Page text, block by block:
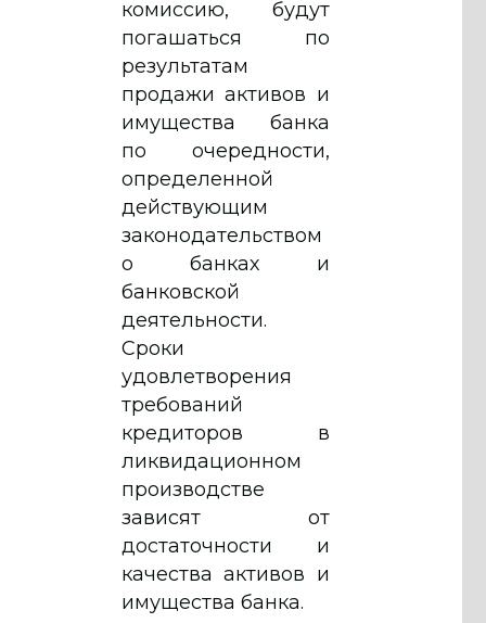
комиссию, будут
погашаться по
результатам
продажи активов и
имущества банка
по очередности,
определенной
действующим
законодательством
о банках и
банковской
деятельности.
Сроки
удовлетворения
требований
кредиторов в
ликвидационном
производстве
зависят от
достаточности и
качества активов и
имущества банка.